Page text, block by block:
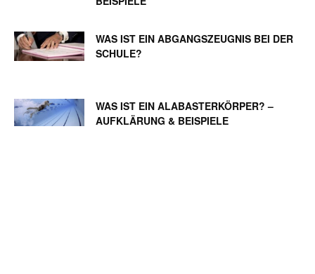
WAS IST EIN ABGANGSZEUGNIS BEI DER
SCHULE?
WAS IST EIN ALABASTERKÖRPER? –
AUFKLÄRUNG & BEISPIELE